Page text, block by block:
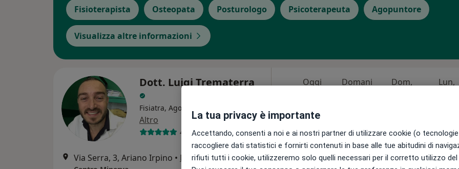
Fisioterapista Osteopata Posturologo Psicoterapeuta Agopuntore
Visualizza altre informazioni
Dott. Luigi Trematerra
Fisiatra, Agopuntore, Posturologo
Altro
436 recensioni
Via Serra, 3, Ariano Irpino • Mappa
Oggi Domani Dom, Lun,
Non ci sono agende disponibili!
Mostra telefono
La tua privacy è importante
Accettando, consenti a noi e ai nostri partner di utilizzare cookie (o
raccogliere dati statistici e fornirti contenuti in base alle tue abitudini di
rifiuti tutti i cookie, utilizzeremo solo quelli necessari per il corretto utilizzo